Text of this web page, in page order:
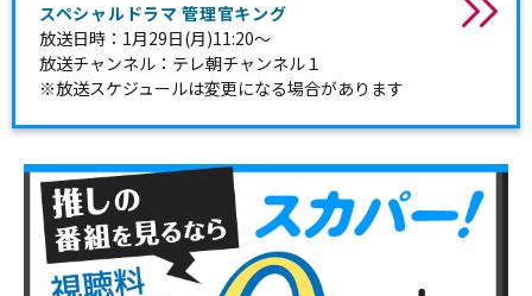
スペシャルドラマ 管理官キング
放送日時：1月29日(月)11:20～
放送チャンネル：テレ朝チャンネル１
※放送スケジュールは変更になる場合があります